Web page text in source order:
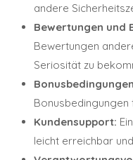
andere
Bewertungen und
Bewertungen
Seriosität zu
Kundensupport:
leicht erreichbar